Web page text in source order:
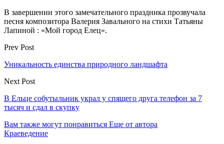
В завершении этого замечательного праздника прозвучала
песня композитора Валерия Завального на стихи Татьяны
Лапиной : «Мой город Елец».
Prev Post
Уникальность единства природного ландшафта
Next Post
В Ельце собутыльник украл у спящего друга телефон за 7
тысяч и сдал в скупку
Вам также могут понравиться Еще от автора
Краеведение